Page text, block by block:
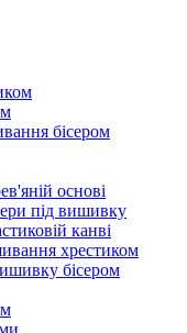
бісером
основі
під вишивку
канві
хрестиком
бісером